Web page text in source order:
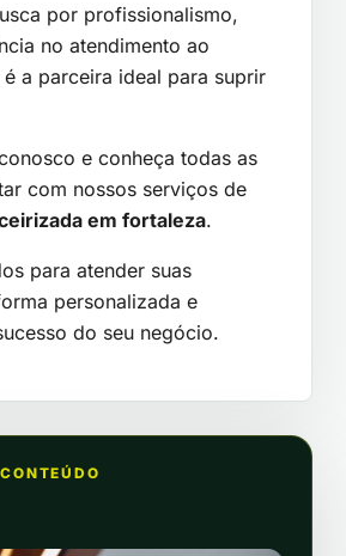
por profissionalismo,
no atendimento ao
a parceira ideal para suprir
e conheça todas as
com nossos serviços de
em fortaleza.
para atender suas
personalizada e
do seu negócio.